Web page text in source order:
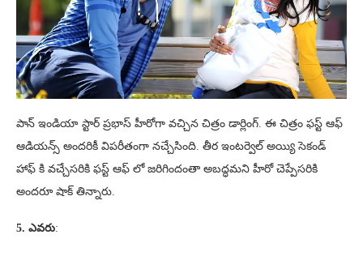
పాన్ ఇండియా స్టార్ ప్రభాస్ హీరోగా వచ్చిన చిత్రం డార్లింగ్. ఈ చిత్రం ఫస్ట్ ఆఫ్
ఆడియన్స్ అందరికీ విపరీతంగా నచ్చేసింది. తీర ఇంటర్వెల్ అయ్యి సెకండ్
హాఫ్ కి వచ్చేసరికి ఫస్ట్ ఆఫ్ లో జరిగిందంతా అబద్ధమని హీరో చెప్పేసరికి
అందరూ షాక్ తిన్నారు.
5. ఎవరు: